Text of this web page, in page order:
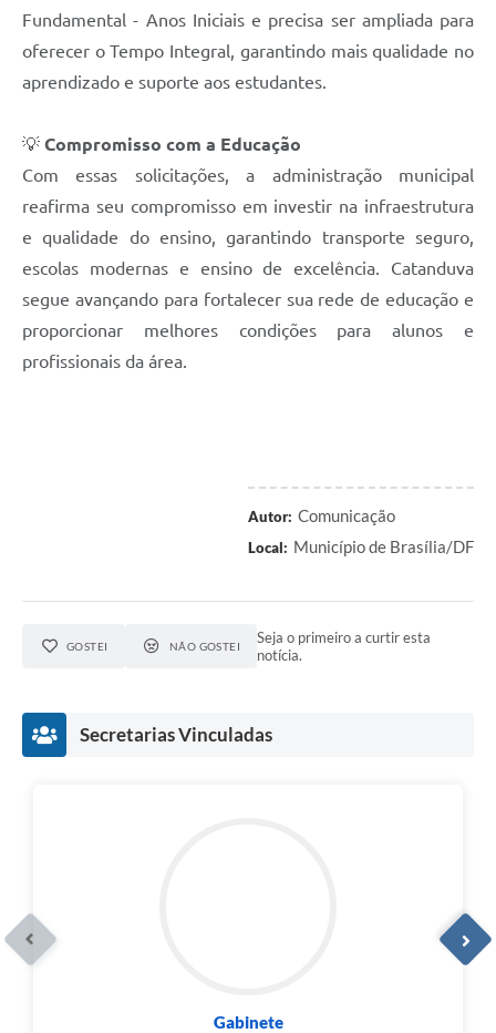
Fundamental - Anos Iniciais e precisa ser ampliada para
oferecer o Tempo Integral, garantindo mais qualidade no
aprendizado e suporte aos estudantes.
💡 Compromisso com a Educação
Com essas solicitações, a administração municipal
reafirma seu compromisso em investir na infraestrutura
e qualidade do ensino, garantindo transporte seguro,
escolas modernas e ensino de excelência. Catanduva
segue avançando para fortalecer sua rede de educação e
proporcionar melhores condições para alunos e
profissionais da área.
Autor: Comunicação
Local: Município de Brasília/DF
GOSTEI NÃO GOSTEI
Seja o primeiro a curtir esta
notícia.
Secretarias Vinculadas
Gabinete